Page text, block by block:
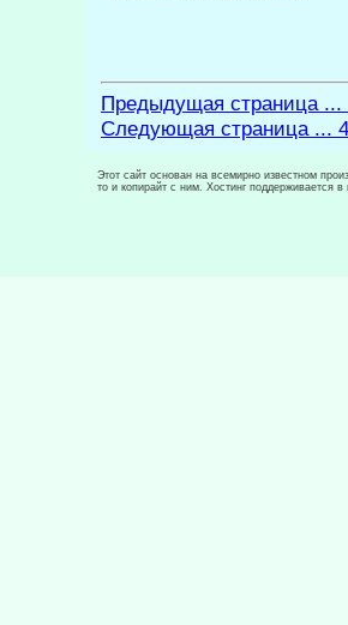
Предыдущая страница ...
Следующая страница ...
Этот сайт основан на всемирно известном
то и копирайт с ним. Хостинг поддерживается